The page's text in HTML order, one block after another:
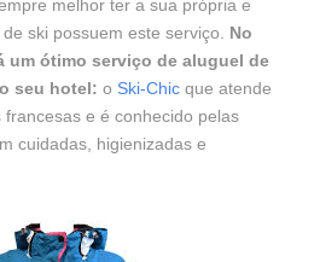
melhor ter a sua própria e
ski possuem este serviço. No
um ótimo serviço de aluguel de
seu hotel: o Ski-Chic que atende
e é conhecido pelas
cuidadas, higienizadas e